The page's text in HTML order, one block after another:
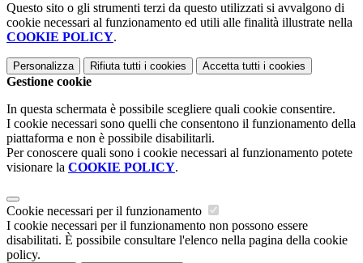
Questo sito o gli strumenti terzi da questo utilizzati si avvalgono di
cookie necessari al funzionamento ed utili alle finalità illustrate nella
COOKIE POLICY.
Personalizza Rifiuta tutti i cookies Accetta tutti i cookies
Gestione cookie
In questa schermata è possibile scegliere quali cookie consentire.
I cookie necessari sono quelli che consentono il funzionamento della
piattaforma e non è possibile disabilitarli.
Per conoscere quali sono i cookie necessari al funzionamento potete
visionare la COOKIE POLICY.
Cookie necessari per il funzionamento
I cookie necessari per il funzionamento non possono essere
disabilitati. È possibile consultare l'elenco nella pagina della cookie
policy.